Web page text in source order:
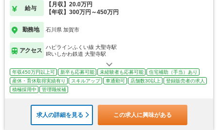
給与
【月収】20.0万円
【年収】300万円～450万円
勤務地 石川県 加賀市
アクセス
ハピラインふくい線 大聖寺駅
IRいしかわ鉄道 大聖寺駅
年収450万円以上可 新卒も応募可能 未経験者も応募可能
住宅補助（手当）あり
産休・育休取得実績有り
スキルアップ 車通勤可 店舗数30以上
登録販売者の求人
積極採用中
管理職候補
求人の詳細を見る この求人に興味がある